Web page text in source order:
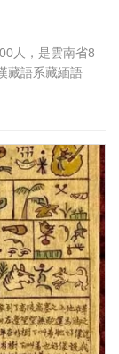
人，是雲南省8
藏語系藏緬語